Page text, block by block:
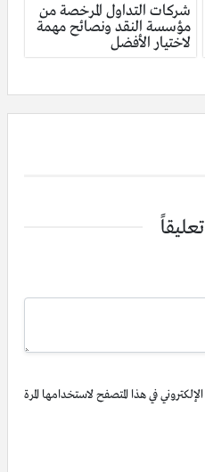
شركات التداول المرخصة من
مؤسسة النقد ونصائح مهمة
لاختيار الأفضل
في هذا المتصفح لاستخدامها المرة